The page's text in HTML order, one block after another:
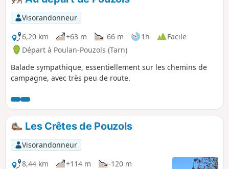
temps, vous aurez la possibilité de voir
le pigeonnier de Saint-Sernin, qui est un
édifice de type pyramidal. Vous aurez le
choix entre une variante courte de 5,5
km (1h30) ou une une plus longue, de 9
km.
Visorandonneur
6,20 km
+63 m -66 m 1h
Facile
Départ à Poulan-Pouzols (Tarn)
Balade sympathique, essentiellement sur les chemins de
campagne, avec très peu de route.
Les Crêtes de Pouzols
Visorandonneur
8,44 km
+114 m
-120 m